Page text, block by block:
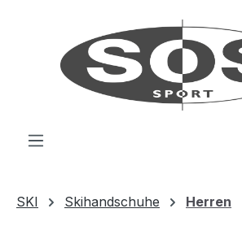
SKI Skihandschuhe Herren